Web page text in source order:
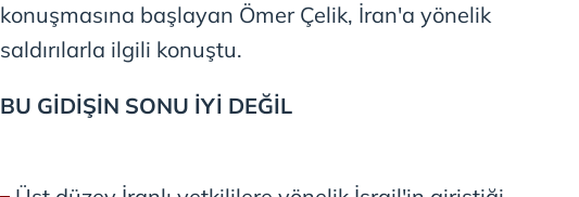
konuşmasına başlayan Ömer Çelik, İran'a yönelik
saldırılarla ilgili konuştu.
BU GİDİŞİN SONU İYİ DEĞİL